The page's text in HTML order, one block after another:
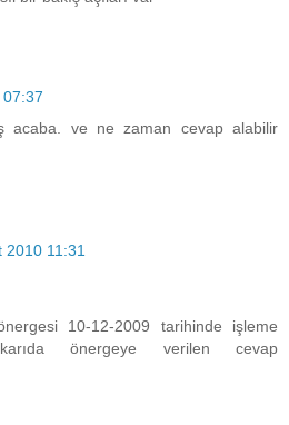
acaba. ve ne zaman cevap alabilir
2010 11:31
10-12-2009 tarihinde işleme
önergeye verilen cevap